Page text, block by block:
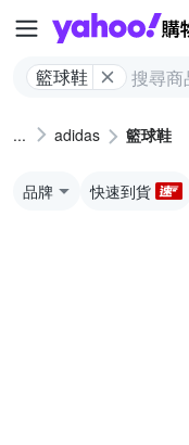
籃球鞋
adidas 籃球鞋
品牌 快速到貨